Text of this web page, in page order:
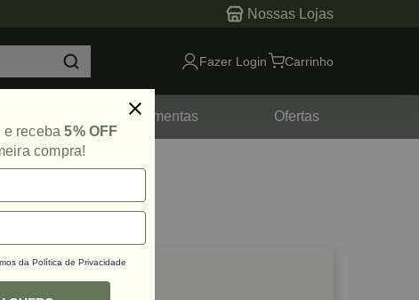
Nossas Lojas
Fazer Login Carrinho
Ferramentas Ofertas
e receba5% OFF
compra!
da Política de Privacidade